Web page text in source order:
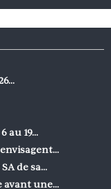
au 19…
de sa…
avant une…